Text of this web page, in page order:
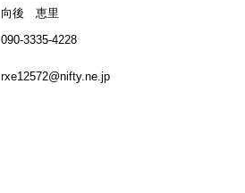
向後 恵里
090-3335-4228
rxe12572@nifty.ne.jp